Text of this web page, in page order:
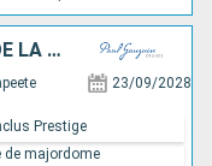
MARQUISES, TUAMOTU ET ÎLES DE LA SOCIÉTÉ
23/09/2028
Prestige
de majordome